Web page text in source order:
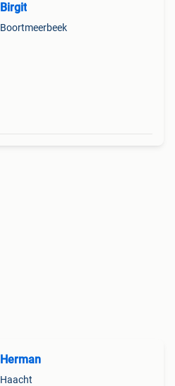
Birgit
Boortmeerbeek
Herman
Haacht